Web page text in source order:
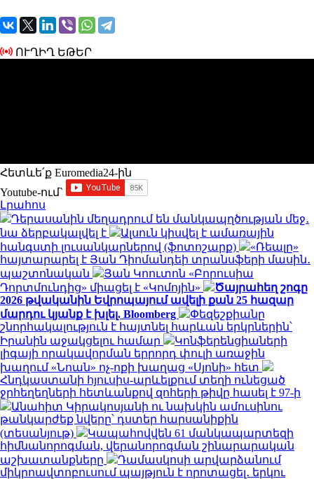
ՈՒՂԻՂ ԵԹԵՐ
Հետևե՛ք Euromedia24-ին
Youtube-ում`
Լրահոս
Դերասանին մեղադրում են մանկապղծության մեջ․
նա ձերբակալվել է
Ալսուն կիսվել է ամառային
հանգստի լուսանկարներով (ֆոտոշարք)
«Ռեալը»
հայտարարել է Յան Դիոմանդեի տրանսֆերի մասին․
պաշտոնական
Յան Կոուտոն «Բորուսիա
Դորտմունդից» միացել է «Կոմոյին»
Ծայրահեղ շոգը
2026 թվականին Եվրոպայում ավելի քան 25 հազար
մարդու կյանք է խլել. Bloomberg
Փեզեշքիանը
շնորհակալություն է հայտնել հարևան երկրներին՝
Իրանին աջակցելու համար
Կոնֆերենցիաների
լիգայի որակավորման երրորդ փուլի առաջին
խաղում «Նոան» ոչ-ոքի խաղաց «Սյոնի» հետ
Հնդկաստանի հյուսիս-արևելքում տեղի ունեցած
ջրհեղեղների հետևանքով զոհերի թիվը հասել է 97-ի
Անահիտ Կիրակոսյանի ու նախկին ամուսինու
թանկարժեք նվերը՝ դստեր հարսանիքին
(տեսանյութ)
Կապահովվեն 61 մանկապարտեզի
հիմնանորոգման, վերանորոգման շինարարական
աշխատանքները
Դամասկոսի արվարձանում
միկրոավտոբուսում պայթյուն է որոտացել․ երկու